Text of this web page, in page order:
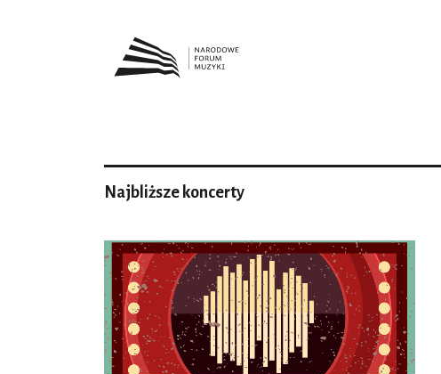
Najbliższe koncerty